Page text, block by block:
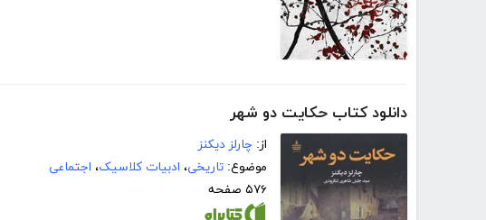
دانلود کتاب حکایت دو شهر
از: چارلز دیکنز
موضوع: تاریخی، ادبیات کلاسیک، اجتماعی
۵۷۶ صفحه